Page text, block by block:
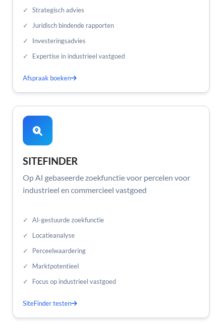
✓
Strategisch advies
✓
Juridisch bindende rapporten
✓
Investeringsadvies
✓
Expertise in industrieel vastgoed
Afspraak boeken
SITEFINDER
Op AI gebaseerde zoekfunctie voor percelen voor
industrieel en commercieel vastgoed
✓
AI-gestuurde zoekfunctie
✓
Locatieanalyse
✓
Perceelwaardering
✓
Marktpotentieel
✓
Focus op industrieel vastgoed
SiteFinder testen